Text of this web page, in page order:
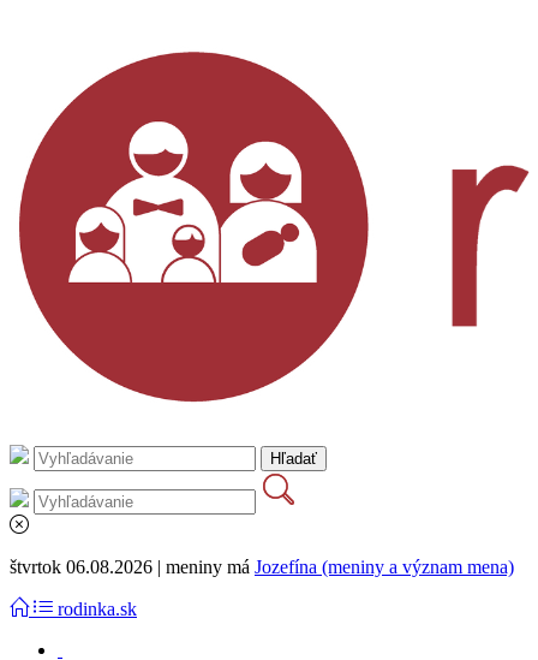
štvrtok 06.08.2026 | meniny má Jozefína (meniny a význam mena)
rodinka.sk